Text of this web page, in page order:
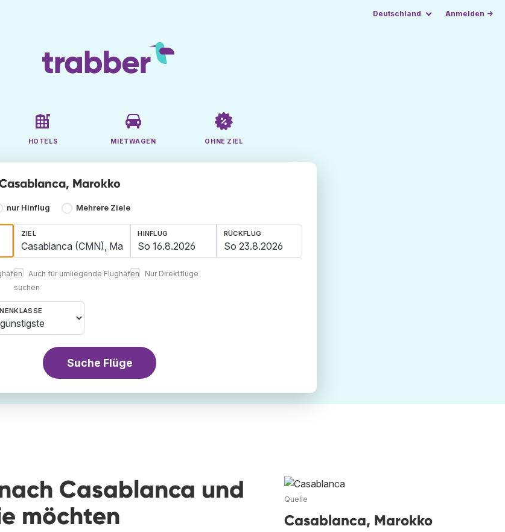
Deutschland Anmelden →
HOTELS MIETWAGEN OHNE ZIEL
Marokko
nur Hinflug Mehrere Ziele
ZIEL
Auch für umliegende Flughäfen
suchen
HINFLUG RÜCKFLUG
Nur Direktflüge
Suche Flüge
Casablanca und
möchten
Quelle
Casablanca, Marokko